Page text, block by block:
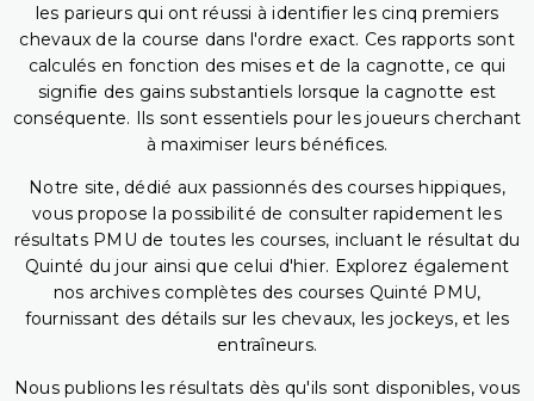
les parieurs qui ont réussi à identifier les cinq premiers
chevaux de la course dans l'ordre exact. Ces rapports sont
calculés en fonction des mises et de la cagnotte, ce qui
signifie des gains substantiels lorsque la cagnotte est
conséquente. Ils sont essentiels pour les joueurs cherchant
à maximiser leurs bénéfices.
Notre site, dédié aux passionnés des courses hippiques,
vous propose la possibilité de consulter rapidement les
résultats PMU de toutes les courses, incluant le résultat du
Quinté du jour ainsi que celui d'hier. Explorez également
nos archives complètes des courses Quinté PMU,
fournissant des détails sur les chevaux, les jockeys, et les
entraîneurs.
Nous publions les résultats dès qu'ils sont disponibles, vous